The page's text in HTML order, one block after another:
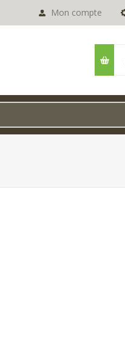
Mon compte